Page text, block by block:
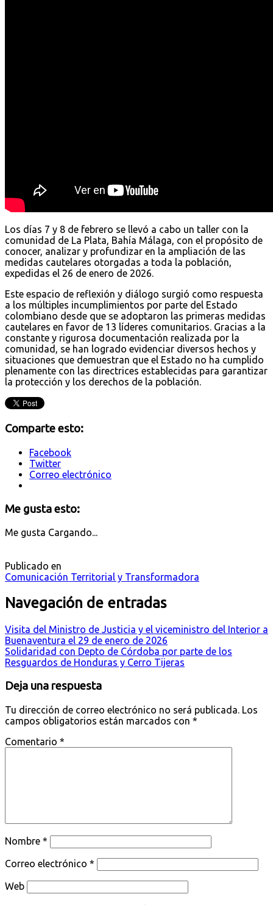
Los días 7 y 8 de febrero se llevó a cabo un taller con la
comunidad de La Plata, Bahía Málaga, con el propósito de
conocer, analizar y profundizar en la ampliación de las
medidas cautelares otorgadas a toda la población,
expedidas el 26 de enero de 2026.
Este espacio de reflexión y diálogo surgió como respuesta
a los múltiples incumplimientos por parte del Estado
colombiano desde que se adoptaron las primeras medidas
cautelares en favor de 13 líderes comunitarios. Gracias a la
constante y rigurosa documentación realizada por la
comunidad, se han logrado evidenciar diversos hechos y
situaciones que demuestran que el Estado no ha cumplido
plenamente con las directrices establecidas para garantizar
la protección y los derechos de la población.
Comparte esto:
Facebook
Twitter
Correo electrónico
Me gusta esto:
Me gusta Cargando...
Publicado en
Comunicación Territorial y Transformadora
Navegación de entradas
Visita del Ministro de Justicia y el viceministro del Interior a
Buenaventura el 29 de enero de 2026
Solidaridad con Depto de Córdoba por parte de los
Resguardos de Honduras y Cerro Tijeras
Deja una respuesta
Tu dirección de correo electrónico no será publicada. Los
campos obligatorios están marcados con *
Comentario *
Nombre *
Correo electrónico *
Web